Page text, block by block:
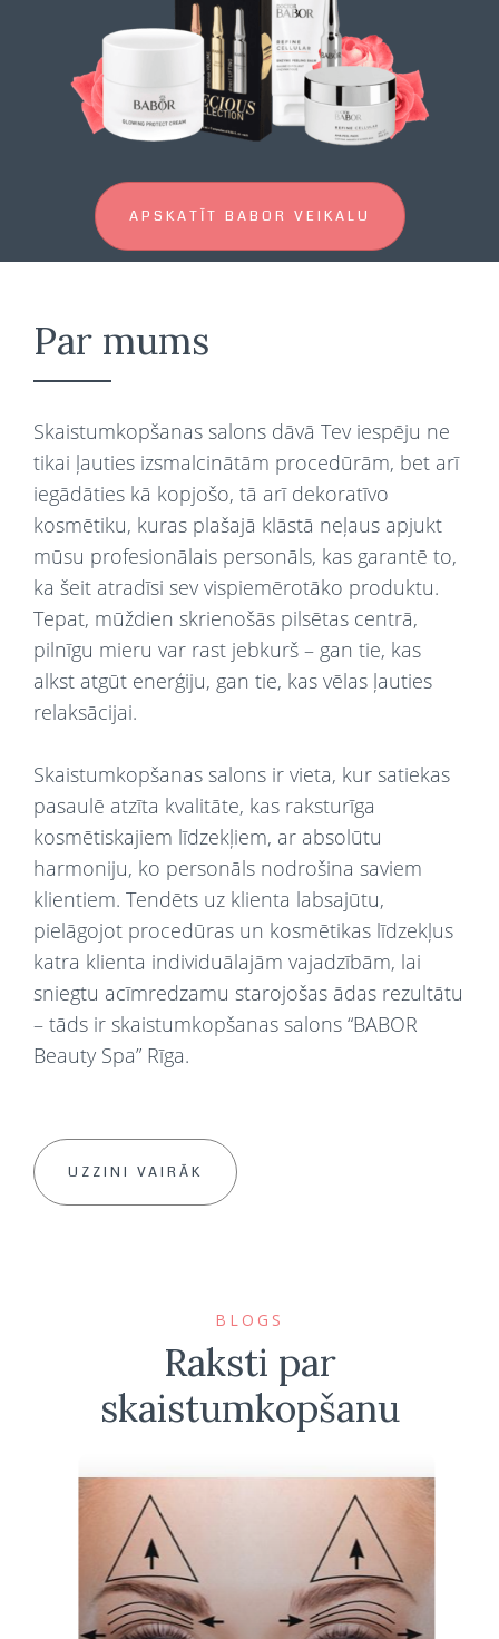
APSKATĪT BABOR VEIKALU
Par mums
Skaistumkopšanas salons dāvā Tev iespēju ne
tikai ļauties izsmalcinātām procedūrām, bet arī
iegādāties kā kopjošo, tā arī dekoratīvo
kosmētiku, kuras plašajā klāstā neļaus apjukt
mūsu profesionālais personāls, kas garantē to,
ka šeit atradīsi sev vispiemērotāko produktu.
Tepat, mūždien skrienošās pilsētas centrā,
pilnīgu mieru var rast jebkurš – gan tie, kas
alkst atgūt enerģiju, gan tie, kas vēlas ļauties
relaksācijai.
Skaistumkopšanas salons ir vieta, kur satiekas
pasaulē atzīta kvalitāte, kas raksturīga
kosmētiskajiem līdzekļiem, ar absolūtu
harmoniju, ko personāls nodrošina saviem
klientiem. Tendēts uz klienta labsajūtu,
pielāgojot procedūras un kosmētikas līdzekļus
katra klienta individuālajām vajadzībām, lai
sniegtu acīmredzamu starojošas ādas rezultātu
– tāds ir skaistumkopšanas salons “BABOR
Beauty Spa” Rīga.
UZZINI VAIRĀK
BLOGS
Raksti par
skaistumkopšanu